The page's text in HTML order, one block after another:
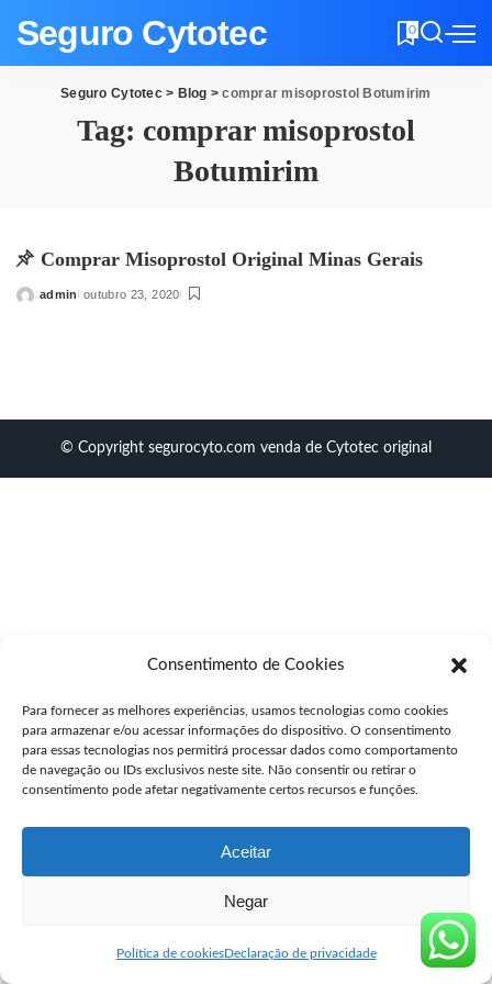
Consentimento de Cookies
Para fornecer as melhores experiências, usamos tecnologias como cookies
para armazenar e/ou acessar informações do dispositivo. O consentimento
para essas tecnologias nos permitirá processar dados como comportamento
de navegação ou IDs exclusivos neste site. Não consentir ou retirar o
consentimento pode afetar negativamente certos recursos e funções.
Aceitar
Negar
Política de cookiesDeclaração de privacidade
Seguro Cytotec 0
Seguro Cytotec> Blog >comprar misoprostol Botumirim
Tag: comprar misoprostol
Botumirim
Comprar Misoprostol Original Minas Gerais
Posted
admin outubro 23, 2020
© Copyright segurocyto.com venda de Cytotec original